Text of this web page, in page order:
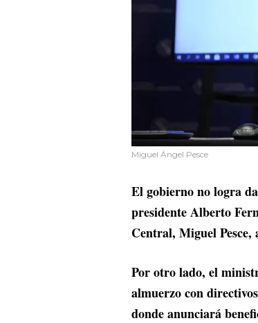
Miguel Ángel Pesce
El gobierno no logra
presidente Alberto
Central, Miguel
Por otro lado, el
almuerzo con
donde anunciará